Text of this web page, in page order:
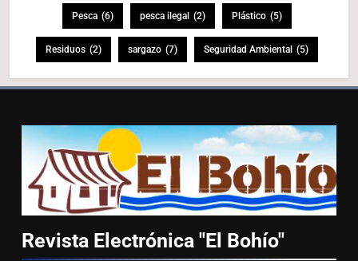
Pesca (6) pesca ilegal (2) Plástico (5)
Residuos (2) sargazo (7) Seguridad Ambiental (5)
Revista Electrónica "El Bohío"